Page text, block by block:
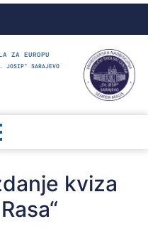
ZA EUROPU
JOSIP" SARAJEVO
kviza